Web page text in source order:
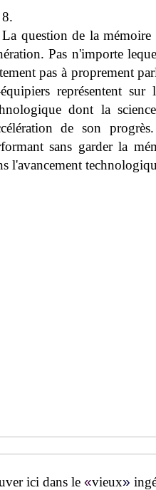
8.
La question de la
Pas n'importe
pas à proprement
représentent
dont la
de son
sans garder la
l'avancement
ici dans le «vieux»